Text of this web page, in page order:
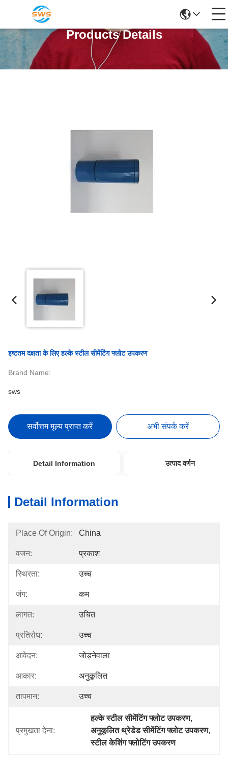
Products Details
इष्टतम दक्षता के लिए हल्के स्टील सीमेंटिंग फ्लोट उपकरण
Brand Name:
sws
सर्वोत्तम मूल्य प्राप्त करें अभी संपर्क करें
Detail Information उत्पाद वर्णन
Detail Information
Place Of Origin: China
वजन: प्रकाश
स्थिरता: उच्च
जंग: कम
लागत: उचित
प्रतिरोध: उच्च
आवेदन: जोड़नेवाला
आकार: अनुकूलित
तापमान: उच्च
प्रमुखता देना:
हल्के स्टील सीमेंटिंग फ्लोट उपकरण,
अनुकूलित थ्रेडेड सीमेंटिंग फ्लोट उपकरण
स्टील केशिंग फ्लोटिंग उपकरण